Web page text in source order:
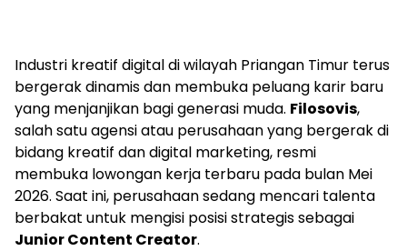
Industri kreatif digital di wilayah Priangan Timur terus
bergerak dinamis dan membuka peluang karir baru
yang menjanjikan bagi generasi muda. Filosovis,
salah satu agensi atau perusahaan yang bergerak di
bidang kreatif dan digital marketing, resmi
membuka lowongan kerja terbaru pada bulan Mei
2026. Saat ini, perusahaan sedang mencari talenta
berbakat untuk mengisi posisi strategis sebagai
Junior Content Creator.